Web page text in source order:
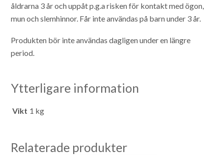
åldrarna 3 år och uppåt p.g.a risken för kontakt med ögon,
mun och slemhinnor. Får inte användas på barn under 3 år.
Produkten bör inte användas dagligen under en längre
period.
Ytterligare information
Vikt 1 kg
Relaterade produkter